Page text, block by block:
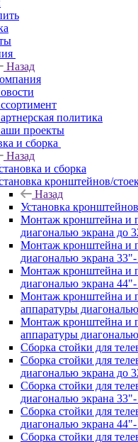
Назад
политика
проекты
и сборка
Назад
и сборка
кронштейнов/
Назад
Установка
Монтаж кронштейна и
диагональю экрана до
Монтаж кронштейна и
диагональю экрана
Монтаж кронштейна и
диагональю экрана
Монтаж кронштейна и
аппаратуры
Монтаж кронштейна и
аппаратуры
Сборка стойки для
Сборка стойки для
диагональю экрана до
Сборка стойки для
диагональю экрана
Сборка стойки для
диагональю экрана
Сборка стойки для